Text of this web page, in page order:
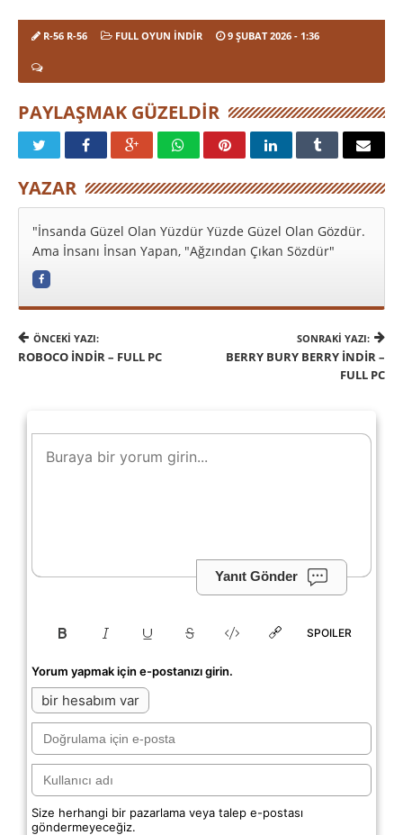
R-56 R-56 FULL OYUN İNDIR 9 ŞUBAT 2026 - 1:36
PAYLAŞMAK GÜZELDIR
YAZAR
"İnsanda Güzel Olan Yüzdür Yüzde Güzel Olan Gözdür.
Ama İnsanı İnsan Yapan, "Ağzından Çıkan Sözdür"
ÖNCEKI YAZI:
ROBOCO İNDIR – FULL PC
SONRAKI YAZI:
BERRY BURY BERRY İNDIR –
FULL PC
Yanıt Gönder
SPOILER
Yorum yapmak için e-postanızı girin.
bir hesabım var
Size herhangi bir pazarlama veya talep e-postası
göndermeyeceğiz.